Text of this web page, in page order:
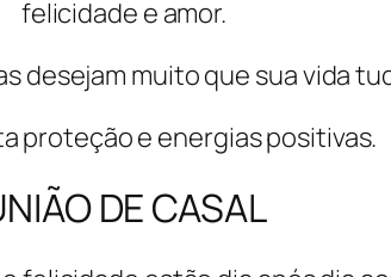
felicidade e amor.
desejam muito que sua vida
proteção e energias positivas.
DE CASAL